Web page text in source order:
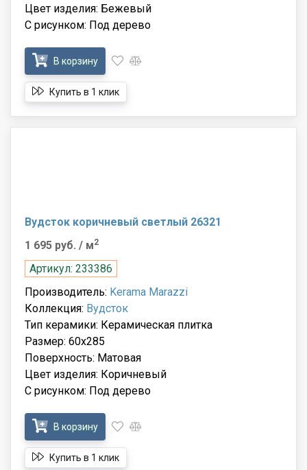
Цвет изделия: Бежевый
С рисунком: Под дерево
В корзину
Купить в 1 клик
Вудсток коричневый светлый 26321
1 695 руб. / м2
Артикул: 233386
Производитель: Kerama Marazzi
Коллекция: Вудсток
Тип керамики: Керамическая плитка
Размер: 60x285
Поверхность: Матовая
Цвет изделия: Коричневый
С рисунком: Под дерево
В корзину
Купить в 1 клик